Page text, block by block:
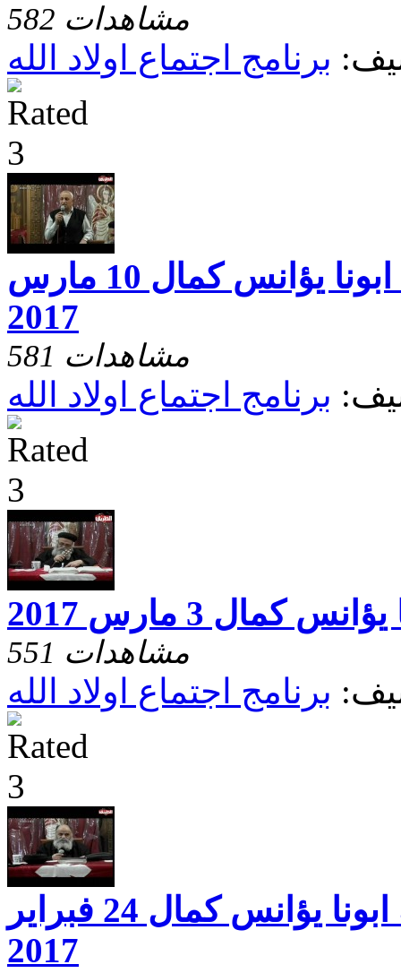
582 مشاهدات
برنامج اجتماع اولاد الله
اجتماع اولاد الله ابونا يؤانس كمال 10 مارس
2017
581 مشاهدات
برنامج اجتماع اولاد الله
كمال 3 مارس 2017
551 مشاهدات
برنامج اجتماع اولاد الله
اجتماع اولاد الله ابونا يؤانس كمال 24 فبراير
2017